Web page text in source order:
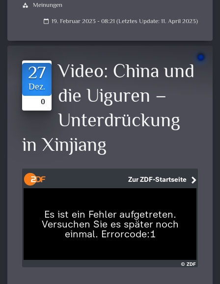
category Meinungen
calendar_today 19. Februar 2023 - 08:21 (Letztes Update: 11. April 2023)
27
Dez.
0
Video: China und
die Uiguren –
Unterdrückung
in Xinjiang